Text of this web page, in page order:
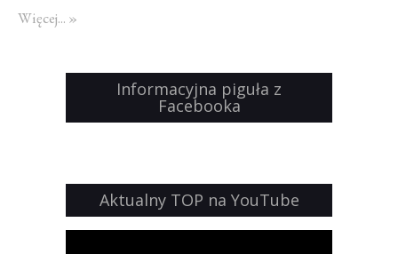
chmurę emocji bezpośrednio związaną ze sportową jazdą. W
Więcej... »
Informacyjna piguła z
Facebooka
Aktualny TOP na YouTube